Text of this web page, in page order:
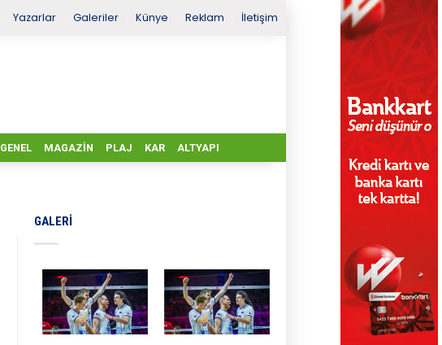
Yazarlar Galeriler Künye Reklam İletişim
GENEL MAGAZIN PLAJ KAR ALTYAPI
GALERI